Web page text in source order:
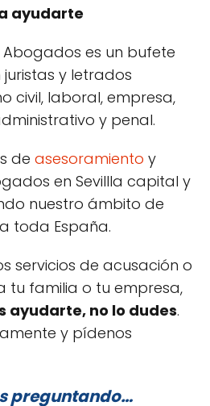
ayudarte
Abogados es un bufete
y letrados
civil, laboral, empresa,
y penal.
de asesoramiento y
en Sevillla capital y
nuestro ámbito de
toda España.
servicios de acusación o
tu familia o tu empresa,
ayudarte, no lo dudes.
y pídenos
preguntando…